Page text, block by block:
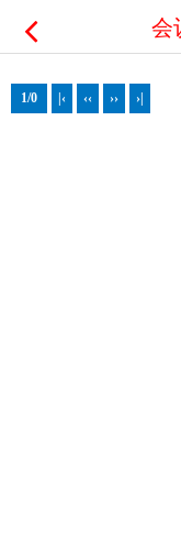
1/0 |‹ ‹‹ ›› ›|